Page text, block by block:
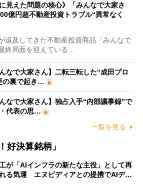
に見えた問題の核心》「みんなで大家さ
億円超不動産投資トラブル“異常なく
追及してきた不動産投資商品「みんなで
終局面を迎えている…
なで大家さん】二転三転した“成田プロ
の裏で起き…
なで大家さん】独占入手“内部議事録”で
代表の思…
一覧を見る
好決算銘柄」
が「AIインフラの新たな主役」として再
る気運 エヌビディアとの提携でAIデ…